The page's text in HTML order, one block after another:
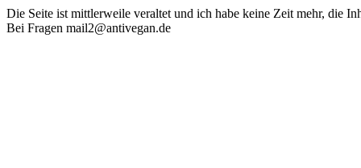
Die Seite ist mittlerweile veraltet und ich habe keine Zeit mehr, die
Bei Fragen mail2@antivegan.de